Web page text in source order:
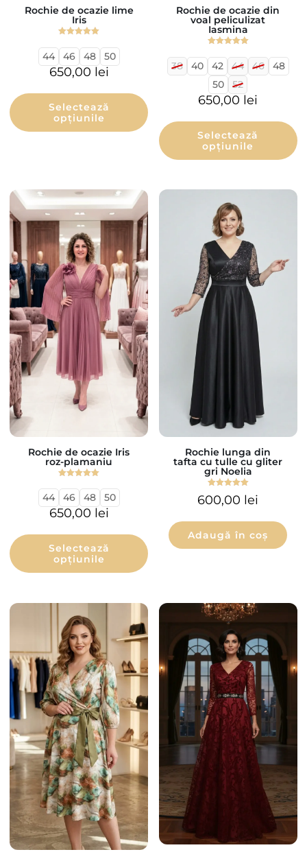
Rochie de ocazie lime
Iris
5.00
din 5
44 46 48 50
650,00 lei
Selectează
opțiunile
Rochie de ocazie din
voal peliculizat
Iasmina
5.00
din 5
38 40 42 44 46
48
50
52
650,00 lei
Selectează
opțiunile
Rochie de ocazie Iris
roz-plamaniu
5.00
din 5
44 46 48 50
650,00 lei
Selectează
opțiunile
Rochie lunga din
tafta cu tulle cu gliter
gri Noelia
5.00
din 5
600,00 lei
Adaugă în coș